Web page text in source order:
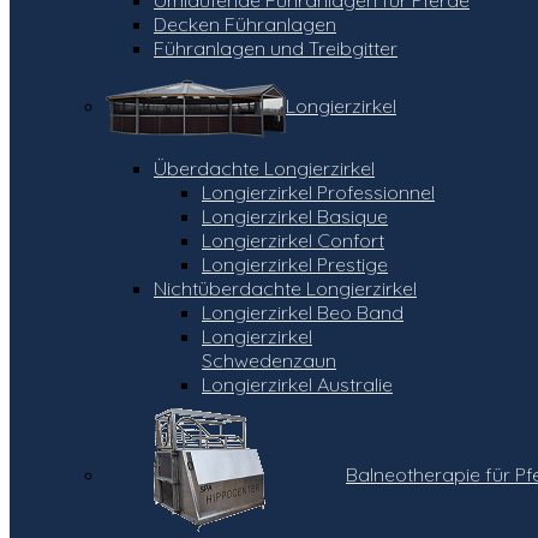
Decken Führanlagen
Führanlagen und Treibgitter
Longierzirkel
Überdachte Longierzirkel
Longierzirkel Professionnel
Longierzirkel Basique
Longierzirkel Confort
Longierzirkel Prestige
Nichtüberdachte Longierzirkel
Longierzirkel Beo Band
Longierzirkel
Schwedenzaun
Longierzirkel Australie
Balneotherapie für